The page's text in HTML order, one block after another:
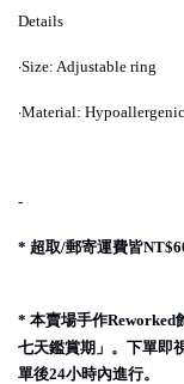
Details
·Size: Adjustable ring
·Material:
-
* 超取/郵寄運費皆
* 本賣場手作Reworked
七天鑑賞期」。下單即
單後24小時內進行。